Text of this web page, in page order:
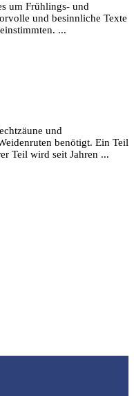
um Frühlings- und
und besinnliche Texte
...
und
benötigt. Ein Teil
Teil wird seit Jahren ...